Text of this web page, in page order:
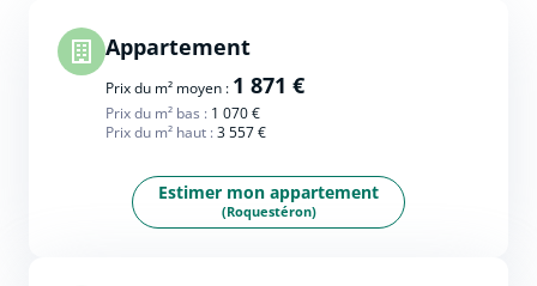
Appartement
Prix du m² moyen : 1 871 €
Prix du m² bas : 1 070 €
Prix du m² haut :3 557 €
Estimer mon appartement
(Roquestéron)